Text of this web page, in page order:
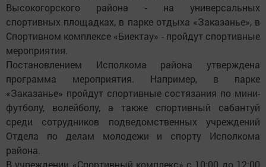
Высокогорского района - на универсальных
спортивных площадках, в парке отдыха «Заказанье», в
Спортивном комплексе «Биектау» - пройдут спортивные
мероприятия.
Постановлением Исполкома района утверждена
программа мероприятия. Например, в парке
«Заказанье» пройдут спортивные состязания по мини-
футболу, волейболу, а также спортивный сабантуй
среди сотрудников подведомственных учреждений
Отдела по делам молодежи и спорту Исполкома
района.
В учреждении «Спортивный комплекс» с 10:00 до 12:00